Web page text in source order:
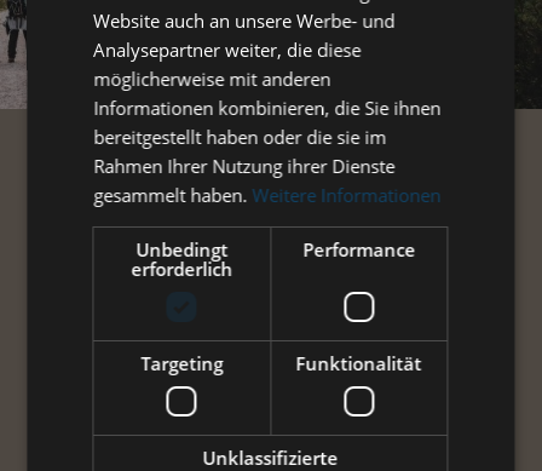
BARIGO Instrumente stehen für Form und Funktion vom
Feinsten: Ob traditionell in Messing oder kühl in Chrom,
ob mechanisch oder mit moderner Elektronik: Jedes
einzelne der Instrumente, ob Hygrometer, Barometer,
Schwarzwälder Uhrmacher-Qualität gefertigt.
Website auch an unsere Werbe- und
Analysepartner weiter, die diese
möglicherweise mit anderen
Informationen kombinieren, die Sie ihnen
bereitgestellt haben oder die sie im
Rahmen Ihrer Nutzung ihrer Dienste
gesammelt haben.Weitere Informationen
Unbedingt
erforderlich
Performance
Targeting Funktionalität
Unklassifizierte